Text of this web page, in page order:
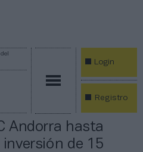
Login
Registro
Andorra hasta
de 15